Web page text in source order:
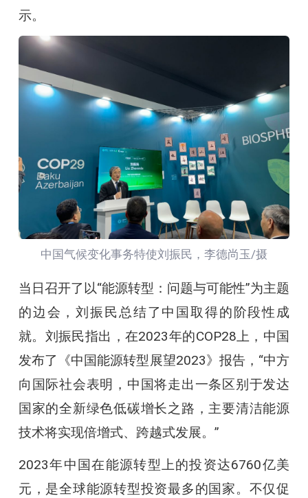
示。
中国气候变化事务特使刘振民，李德尚玉/摄
当日召开了以“能源转型：问题与可能性”为主题
的边会，刘振民总结了中国取得的阶段性成
就。刘振民指出，在2023年的COP28上，中国
发布了《中国能源转型展望2023》报告，“中方
向国际社会表明，中国将走出一条区别于发达
国家的全新绿色低碳增长之路，主要清洁能源
技术将实现倍增式、跨越式发展。”
2023年中国在能源转型上的投资达6760亿美
元，是全球能源转型投资最多的国家。不仅促